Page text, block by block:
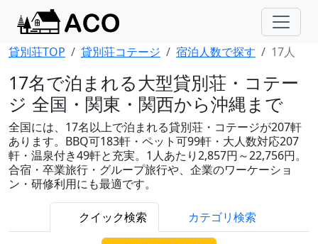
貸別荘TOP 貸別荘コテージ 宿泊人数で探す 17人
17名で泊まれる大型貸別荘・コテー
ジ 全国・関東・関西から沖縄まで
全国には、17名以上で泊まれる貸別荘・コテージが207軒
あります。BBQ可183軒・ペット可99軒・大人数対応207
軒・温泉付き49軒と充実。1人あたり2,857円～22,756円。
合宿・卒業旅行・グループ旅行や、企業のワーケーショ
ン・研修利用にも最適です。
クイック検索 カテゴリ検索